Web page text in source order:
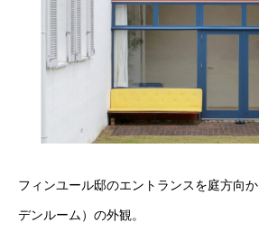
フィンユール邸のエントランスを庭方向
デンルーム）の外観。